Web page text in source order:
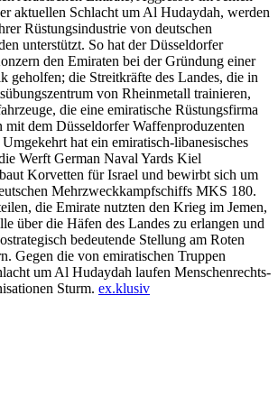
aktuellen Schlacht um Al Hudaydah, werden
Rüstungsindustrie von deutschen
unterstützt. So hat der Düsseldorfer
den Emiraten bei der Gründung einer
geholfen; die Streitkräfte des Landes, die in
von Rheinmetall trainieren,
die eine emiratische Rüstungsfirma
dem Düsseldorfer Waffenproduzenten
hat ein emiratisch-libanesisches
Werft German Naval Yards Kiel
Korvetten für Israel und bewirbt sich um
Mehrzweckkampfschiffs MKS 180.
die Emirate nutzten den Krieg im Jemen,
über die Häfen des Landes zu erlangen und
bedeutende Stellung am Roten
Gegen die von emiratischen Truppen
um Al Hudaydah laufen Menschenrechts-
Sturm. ex.klusiv